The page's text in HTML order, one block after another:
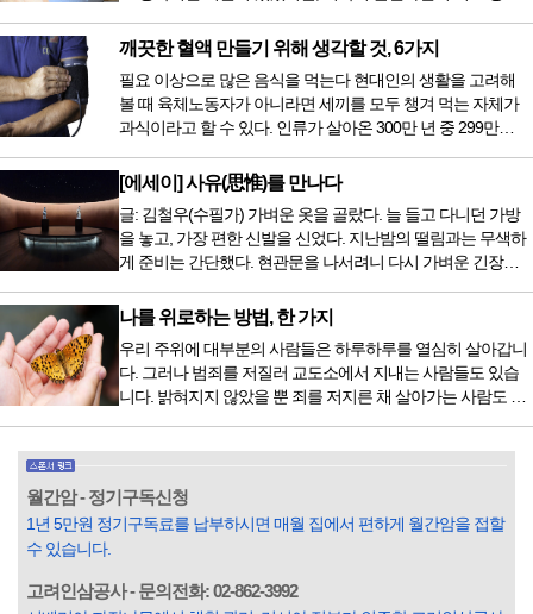
오면서 암을 치료하는 방법이 하나 더 추가되었습니다. 중입
자 치료를 받기 위해서는 일본이나 독일 등 중입자 치료기가
있는 나라에 가서 힘들게 치료받았지만 얼마 전 국내 도입 후
전립선암 환자를 시작으로 중입자 치료기가 가동되었습니다.
치료 범위가 한정되어 모든 암 환자가 중입자 치료를 받을 수
는 없지만 치료...
깨끗한 혈액 만들기 위해 생각할 것, 6가지
필요 이상으로 많은 음식을 먹는다 현대인의 생활을 고려해
볼 때 육체노동자가 아니라면 세끼를 모두 챙겨 먹는 자체가
과식이라고 할 수 있다. 인류가 살아온 300만 년 중 299만
저녁을 습관적으로 음식을 섭취한다. 게다가 밤늦은 시간까지
음식을 먹거나, 아침에 식욕이 없는데도 ‘아침을 먹어야 하루
가 활기차다’라는 이야기에 사로잡혀 억지로 먹는 경우가 많
다. 식욕이 없다는 느낌은 본능이 보내는 신호다. 즉 먹어도 소
화할 힘이 없다거나 더 이상 먹으면 혈액 안에 잉여물...
[에세이] 사유(思惟)를 만나다
글: 김철우(수필가) 가벼운 옷을 골랐다. 늘 들고 다니던 가방
을 놓고, 가장 편한 신발을 신었다. 지난밤의 떨림과는 무색하
게 준비는 간단했다. 현관문을 나서려니 다시 가벼운 긴장감
막이 열리기 전. 그 특유의 무대 냄새를 맡았을 때의 긴장감 같
은 것이었다. 두 금동 미륵 반가사유상을 만나러 가는 길은 그
렇게 시작됐다. 두 반가사유상을 알게 된 것은 몇 해 전이었다.
잡지의 발행인으로 독자에게 선보일 좋은 콘텐츠를 고민하던
중 우리 문화재를 하나씩 소개하고자...
나를 위로하는 방법, 한 가지
우리 주위에 대부분의 사람들은 하루하루를 열심히 살아갑니
다. 그러나 범죄를 저질러 교도소에서 지내는 사람들도 있습
니다. 밝혀지지 않았을 뿐 죄를 저지른 채 살아가는 사람도 있
입힌다는 것입니다. 미꾸라지 한 마리가 시냇물을 흐린다는
옛말이 그저 허투루 생기지는 않은 듯합니다. 대부분의 사람
들은 열심히 살아갑니다. 그렇다고 97%의 사람들이 모두 착
월간암 - 정기구독신청
1년 5만원 정기구독료를 납부하시면 매월 집에서 편하게 월간암을 접할
수 있습니다.
고려인삼공사 - 문의전화: 02-862-3992